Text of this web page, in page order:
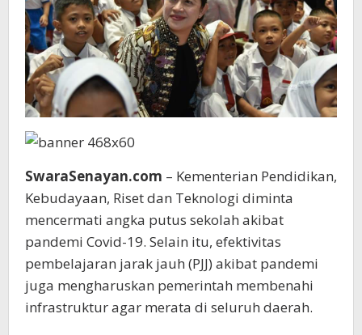
SwaraSenayan.com – Kementerian Pendidikan,
Kebudayaan, Riset dan Teknologi diminta
mencermati angka putus sekolah akibat
pandemi Covid-19. Selain itu, efektivitas
pembelajaran jarak jauh (PJJ) akibat pandemi
juga mengharuskan pemerintah membenahi
infrastruktur agar merata di seluruh daerah.